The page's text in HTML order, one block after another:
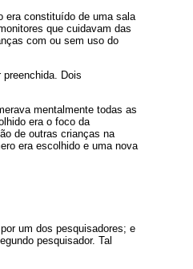
era constituído de uma sala
que cuidavam das
com ou sem uso do
Dois
mentalmente todas as
era o foco da
de outras crianças na
era escolhido e uma nova
um dos pesquisadores; e
pesquisador. Tal